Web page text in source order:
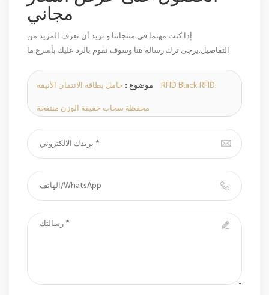
مجاني
إذا كنت مهتما في منتجاتنا و تريد أن تعرف المزيد من
التفاصيل,يرجى ترك رسالة هنا وسوف نقوم بالرد عليك بأسرع ما
موضوع : حامل بطاقة الائتمان الأنيقة RFID Black RFID:
محفظة سحاب خفيفة الوزن منتفخة